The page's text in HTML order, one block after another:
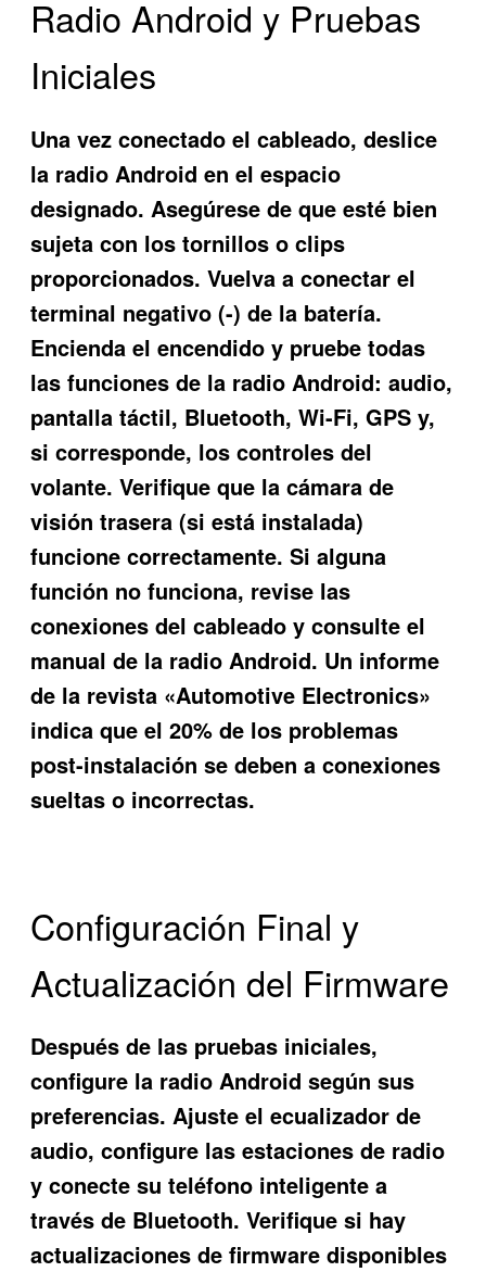
Radio Android y Pruebas
Iniciales
Una vez conectado el cableado, deslice
la radio Android en el espacio
designado. Asegúrese de que esté bien
sujeta con los tornillos o clips
proporcionados. Vuelva a conectar el
terminal negativo (-) de la batería.
Encienda el encendido y pruebe todas
las funciones de la radio Android: audio,
pantalla táctil, Bluetooth, Wi-Fi, GPS y,
si corresponde, los controles del
volante. Verifique que la cámara de
visión trasera (si está instalada)
funcione correctamente. Si alguna
función no funciona, revise las
conexiones del cableado y consulte el
manual de la radio Android. Un informe
de la revista «Automotive Electronics»
indica que el 20% de los problemas
post-instalación se deben a conexiones
sueltas o incorrectas.
Configuración Final y
Actualización del Firmware
Después de las pruebas iniciales,
configure la radio Android según sus
preferencias. Ajuste el ecualizador de
audio, configure las estaciones de radio
y conecte su teléfono inteligente a
través de Bluetooth. Verifique si hay
actualizaciones de firmware disponibles